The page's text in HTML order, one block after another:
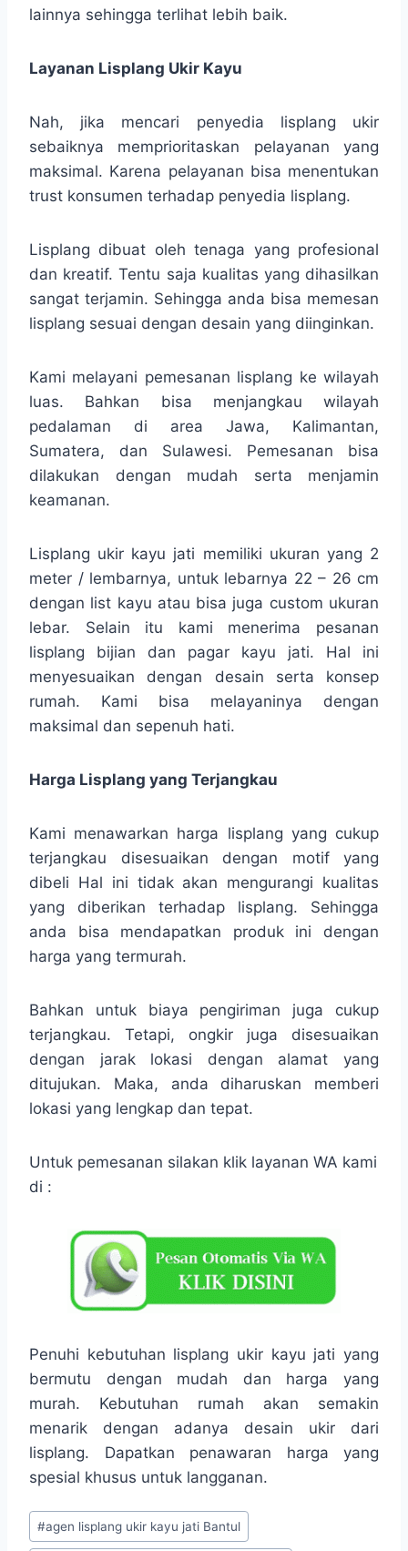
lainnya sehingga terlihat lebih baik.
Layanan Lisplang Ukir Kayu
Nah, jika mencari penyedia lisplang ukir
sebaiknya memprioritaskan pelayanan yang
maksimal. Karena pelayanan bisa menentukan
trust konsumen terhadap penyedia lisplang.
Lisplang dibuat oleh tenaga yang profesional
dan kreatif. Tentu saja kualitas yang dihasilkan
sangat terjamin. Sehingga anda bisa memesan
lisplang sesuai dengan desain yang diinginkan.
Kami melayani pemesanan lisplang ke wilayah
luas. Bahkan bisa menjangkau wilayah
pedalaman di area Jawa, Kalimantan,
Sumatera, dan Sulawesi. Pemesanan bisa
dilakukan dengan mudah serta menjamin
keamanan.
Lisplang ukir kayu jati memiliki ukuran yang 2
meter / lembarnya, untuk lebarnya 22 – 26 cm
dengan list kayu atau bisa juga custom ukuran
lebar. Selain itu kami menerima pesanan
lisplang bijian dan pagar kayu jati. Hal ini
menyesuaikan dengan desain serta konsep
rumah. Kami bisa melayaninya dengan
maksimal dan sepenuh hati.
Harga Lisplang yang Terjangkau
Kami menawarkan harga lisplang yang cukup
terjangkau disesuaikan dengan motif yang
dibeli Hal ini tidak akan mengurangi kualitas
yang diberikan terhadap lisplang. Sehingga
anda bisa mendapatkan produk ini dengan
harga yang termurah.
Bahkan untuk biaya pengiriman juga cukup
terjangkau. Tetapi, ongkir juga disesuaikan
dengan jarak lokasi dengan alamat yang
ditujukan. Maka, anda diharuskan memberi
lokasi yang lengkap dan tepat.
Untuk pemesanan silakan klik layanan WA kami
di :
Penuhi kebutuhan lisplang ukir kayu jati yang
bermutu dengan mudah dan harga yang
murah. Kebutuhan rumah akan semakin
menarik dengan adanya desain ukir dari
lisplang. Dapatkan penawaran harga yang
spesial khusus untuk langganan.
#agen lisplang ukir kayu jati Bantul